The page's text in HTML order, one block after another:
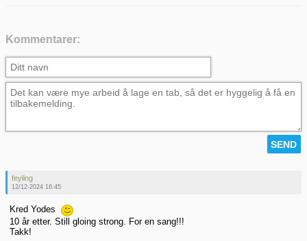
Kommentarer:
feyling
12/12-2024 16:45
Kred Yodes
10 år etter. Still gloing strong. For en sang!!!
Takk!